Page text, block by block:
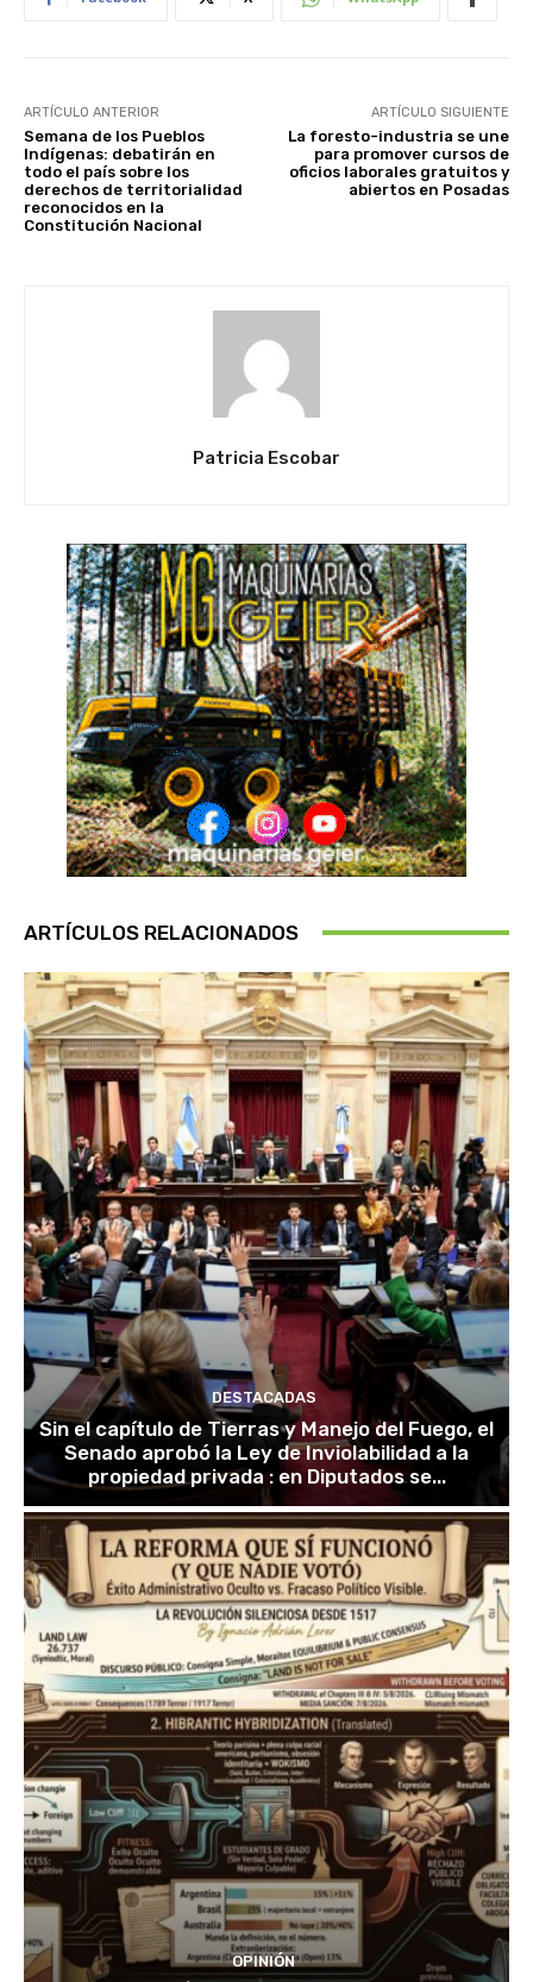
ARTÍCULO ANTERIOR
Semana de los Pueblos
Indígenas: debatirán en
todo el país sobre los
derechos de territorialidad
reconocidos en la
Constitución Nacional
ARTÍCULO SIGUIENTE
La foresto-industria se une
para promover cursos de
oficios laborales gratuitos y
abiertos en Posadas
Patricia Escobar
ARTÍCULOS RELACIONADOS
DESTACADAS
Sin el capítulo de Tierras y Manejo del Fuego, el
Senado aprobó la Ley de Inviolabilidad a la
propiedad privada : en Diputados se...
OPINIÓN